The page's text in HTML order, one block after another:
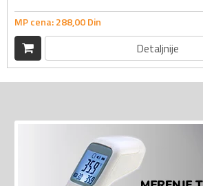
MP cena:288,00Din
Detaljnije